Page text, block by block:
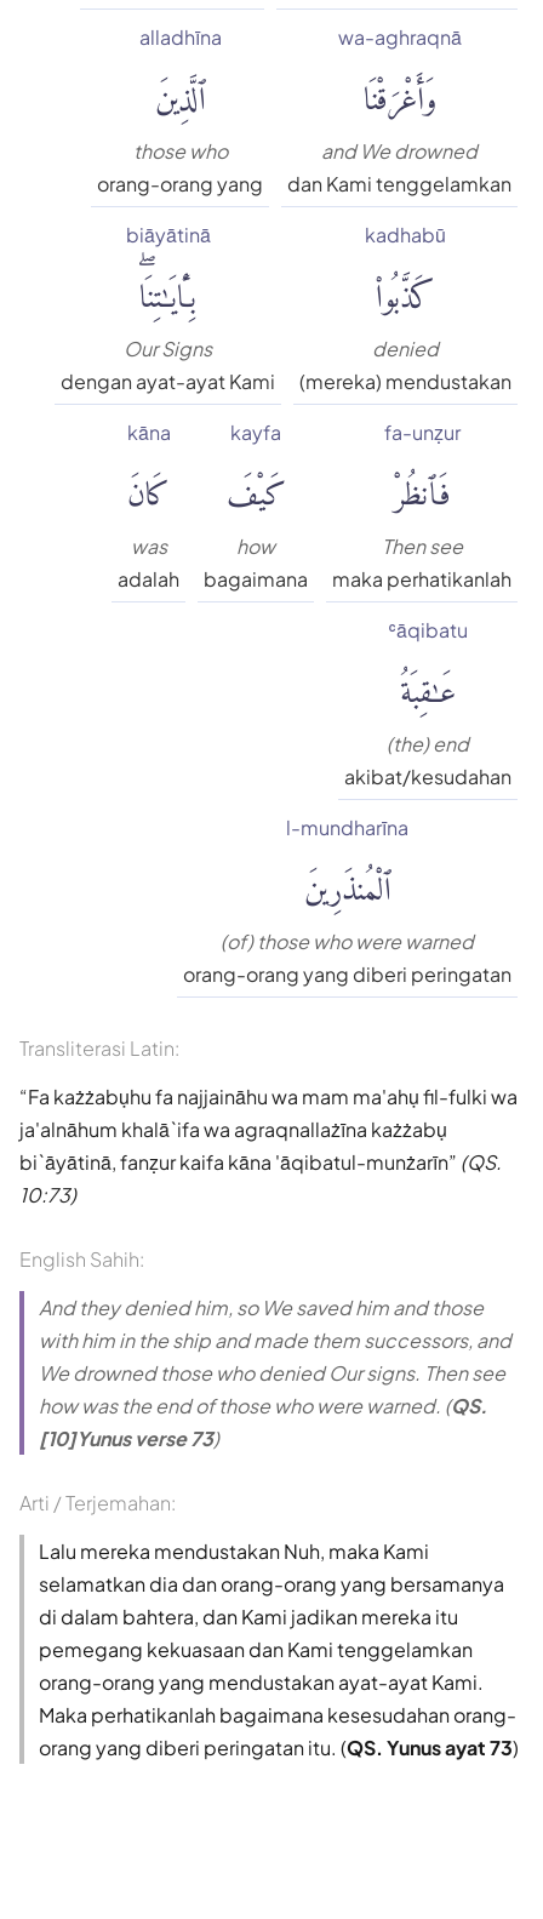
wa-aghraqnā
وَأَغْرَقْنَا
and We drowned
dan Kami tenggelamkan
alladhīna
ٱلَّذِينَ
those who
orang-orang yang
kadhabū
كَذَّبُوا۟
denied
(mereka) mendustakan
biāyātinā
بِـَٔايَٰتِنَاۖ
Our Signs
dengan ayat-ayat Kami
fa-unẓur
فَٱنظُرْ
Then see
maka perhatikanlah
kayfa
كَيْفَ
how
bagaimana
kāna
كَانَ
was
adalah
ʿāqibatu
عَٰقِبَةُ
(the) end
akibat/kesudahan
l-mundharīna
ٱلْمُنذَرِينَ
(of) those who were warned
orang-orang yang diberi peringatan
Transliterasi Latin:
Fa każżabụhu fa najjaināhu wa mam ma'ahụ fil-fulki wa
ja'alnāhum khalā`ifa wa agraqnallażīna każżabụ
bi`āyātinā, fanẓur kaifa kāna 'āqibatul-munżarīn (QS.
10:73)
English Sahih:
And they denied him, so We saved him and those
with him in the ship and made them successors, and
We drowned those who denied Our signs. Then see
how was the end of those who were warned. (QS.
[10]Yunus verse 73)
Arti / Terjemahan:
Lalu mereka mendustakan Nuh, maka Kami
selamatkan dia dan orang-orang yang bersamanya
di dalam bahtera, dan Kami jadikan mereka itu
pemegang kekuasaan dan Kami tenggelamkan
orang-orang yang mendustakan ayat-ayat Kami.
Maka perhatikanlah bagaimana kesesudahan orang-
orang yang diberi peringatan itu. (QS. Yunus ayat 73)